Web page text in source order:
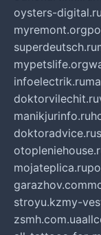
oysters-digital.ru
myremont.org
superdeutsch.ru
mypetslife.org
infoelectrik.ru
doktorvilechit.ru
manikjurinfo.ru
doktoradvice.ru
mojateplica.ru
garazhov.com
stroyu.kzmy-
zsmh.com.ua